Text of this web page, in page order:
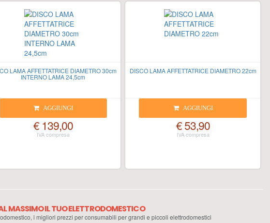
LAMA AFFETTATRICE DIAMETRO 30cm
INTERNO LAMA 24,5cm
AGGIUNGI
€ 139,00
DISCO LAMA AFFETTATRICE DIAMETRO 22cm
AGGIUNGI
€ 53,90
MASSIMO IL TUO ELETTRODOMESTICO
i migliori prezzi per consumabili per grandi e piccoli elettrodomestici